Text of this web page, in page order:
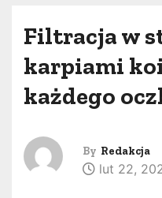
Filtracja w
karpiami
każdego
By Redakcja
lut 22,